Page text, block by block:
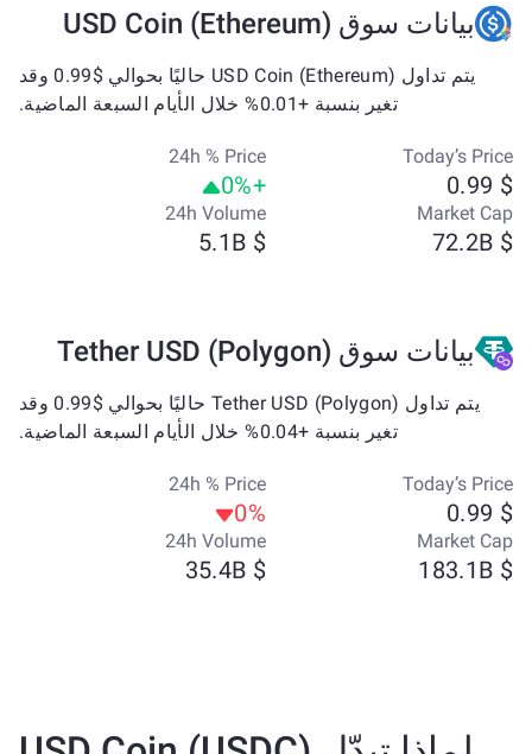
بيانات سوق USD Coin (Ethereum)
يتم تداول USD Coin (Ethereum) حاليًا بحوالي $0.99 وقد
تغير بنسبة +0.01% خلال الأيام السبعة الماضية.
Today’s Price
$ 0.99
24h % Price
+0%
Market Cap
$ 72.2B
24h Volume
$ 5.1B
بيانات سوق Tether USD (Polygon)
يتم تداول Tether USD (Polygon) حاليًا بحوالي $0.99 وقد
تغير بنسبة +0.04% خلال الأيام السبعة الماضية.
Today’s Price
$ 0.99
24h % Price
0%
Market Cap
$ 183.1B
24h Volume
$ 35.4B